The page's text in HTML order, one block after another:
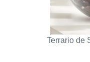
Terrario de